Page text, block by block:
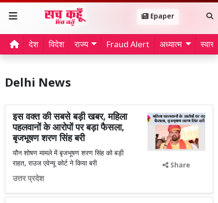
Epaper
देश विदेश राज्य Fraud Alert अध्यात्म
Delhi News
इस वक्त की सबसे बड़ी खबर, महिला
पहलवानों के आरोपों पर बड़ा फैसला,
बृजभूषण शरण सिंह बरी
यौन शोषण मामले में बृजभूषण शरण सिंह को बड़ी
राहत, राउज एवेन्यू कोर्ट ने किया बरी
उत्तर प्रदेश
Share